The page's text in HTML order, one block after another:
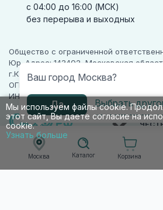
Москва
Ваш город Москва?
Да Выбрать
Каталог Корзина
Мы используем файлы cookie.
этот сайт, Вы даете согласие на
cookie.
Узнать больше
с 04:00 до 16:00 (МСК)
без перерыва и выходных
Общество с ограниченной
Юр. Адрес: 143402, Московская
г.Красногорск, ул. Жуковского, д. 17,
ОГРН 1225000071955
ИНН 5024223277